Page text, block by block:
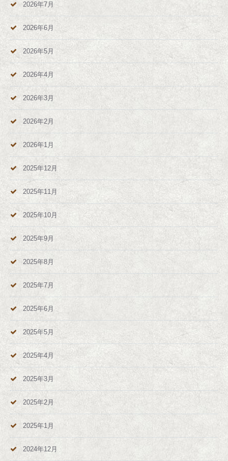
2026年7月
2026年6月
2026年5月
2026年4月
2026年3月
2026年2月
2026年1月
2025年12月
2025年11月
2025年10月
2025年9月
2025年8月
2025年7月
2025年6月
2025年5月
2025年4月
2025年3月
2025年2月
2025年1月
2024年12月